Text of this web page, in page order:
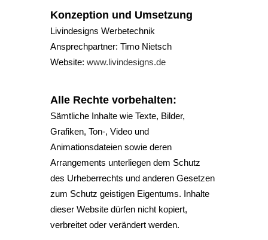
Konzeption und Umsetzung
Livindesigns Werbetechnik
Ansprechpartner: Timo Nietsch
Website: www.livindesigns.de
Alle Rechte vorbehalten:
Sämtliche Inhalte wie Texte, Bilder,
Grafiken, Ton-, Video und
Animationsdateien sowie deren
Arrangements unterliegen dem Schutz
des Urheberrechts und anderen Gesetzen
zum Schutz geistigen Eigentums. Inhalte
dieser Website dürfen nicht kopiert,
verbreitet oder verändert werden.